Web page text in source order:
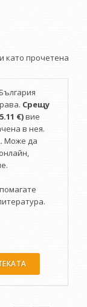
и
някой
го изпи,
Пецев в
с точните
от
и неговите
Алеко Паша,
месечина"
дума за
след
между
без
факт, който ще
като прочетена
Срещу
€)вие
в нея.
Може да